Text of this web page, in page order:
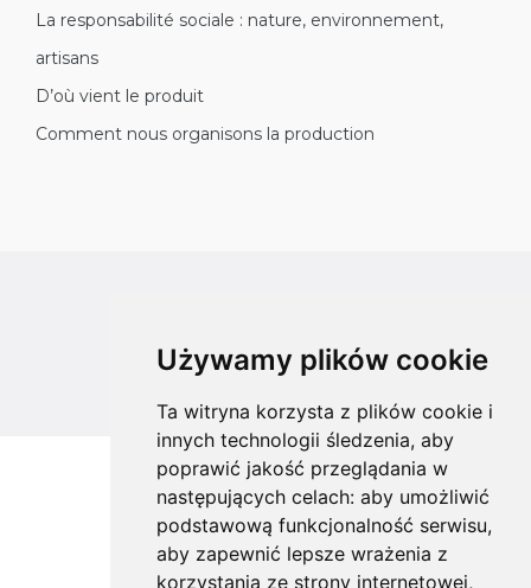
Używamy plików cookie
Ta witryna korzysta z plików cookie i
innych technologii śledzenia, aby
poprawić jakość przeglądania w
następujących celach: aby umożliwić
podstawową funkcjonalność serwisu,
aby zapewnić lepsze wrażenia z
korzystania ze strony internetowej,
La responsabilité sociale : nature, environnement,
artisans
D’où vient le produit
Comment nous organisons la production
Copyright © 2026 koalahammock.com
Designed by
MOUTON interactive